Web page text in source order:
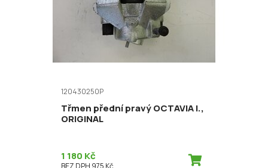
120430250P
Třmen přední pravý OCTAVIA I.,
ORIGINAL
1 180 Kč
BEZ DPH 975 Kč